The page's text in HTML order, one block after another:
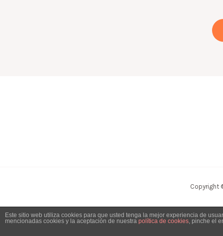
Copyright
Este sitio web utiliza cookies para que usted tenga la mejor experiencia de
mencionadas cookies y la aceptación de nuestra política de cookies , pinche el